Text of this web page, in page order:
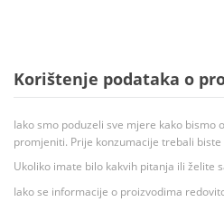
Korištenje podataka o
Iako smo poduzeli sve mjere kako
promjeniti. Prije konzumacije trebali
Ukoliko imate bilo kakvih pitanja ili želite
Iako se informacije o proizvodima